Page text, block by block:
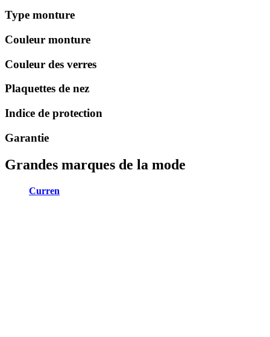
Type monture
Couleur monture
Couleur des verres
Plaquettes de nez
Indice de protection
Garantie
Grandes marques de la mode
Curren